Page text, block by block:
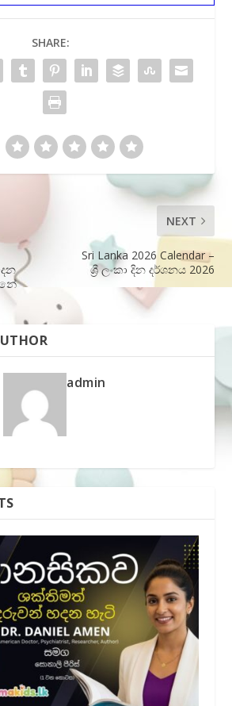
SHARE:
NEXT
Sri Lanka 2026 Calendar –
ශ්‍රී ලංකා දින දර්ශනය 2026
admin